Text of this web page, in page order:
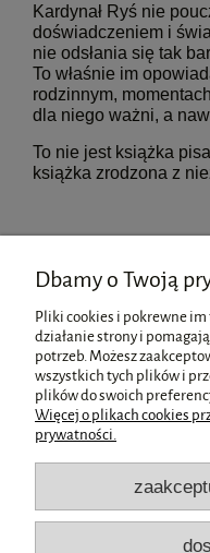
Kardynał Ryś nie
doświadczeniem i
nie odsłania się tak
To właśnie im
rodzinnym,
dla niego ważni, a
To nie jest książka
książka zrodzona z
Liczba stron: 288
Oprawa: Okładka
Dbamy o Twoją
Pliki cookies i pokrewne
działanie strony i
potrzeb. Możesz
wszystkich tych plików i
plików do swoich
Więcej o plikach cookies
prywatności.